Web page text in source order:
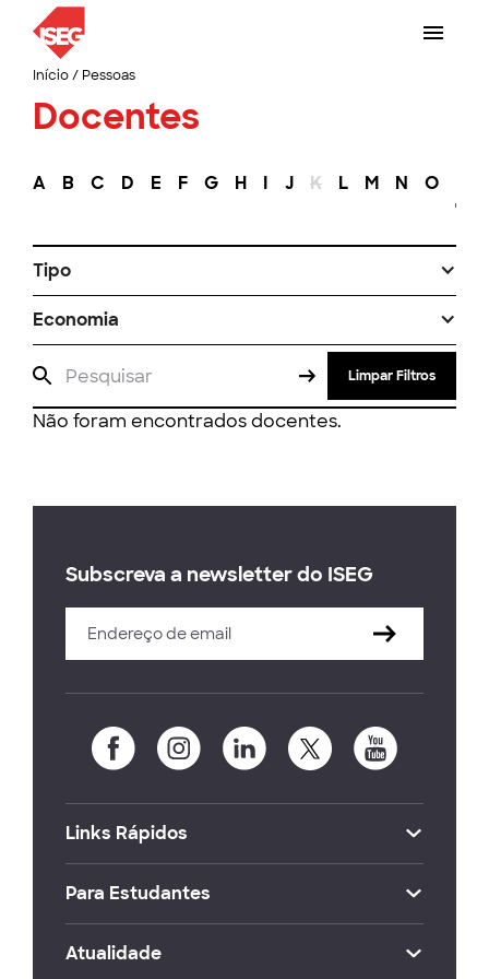
Início/ Pessoas
Docentes
A B C D E F G H I J K L M N O
Tipo
Economia
Limpar Filtros
Não foram encontrados docentes.
Subscreva a newsletter do ISEG
Links Rápidos
Para Estudantes
Atualidade